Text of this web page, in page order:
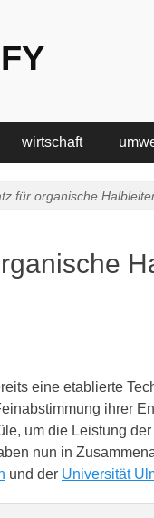
wirtschaft
für organische
eine etablierte
ihrer
um die Leistung
nun in
und der Universität